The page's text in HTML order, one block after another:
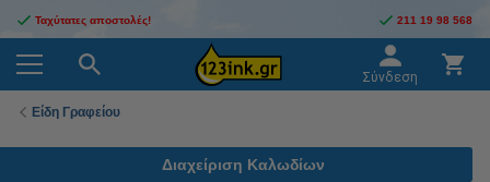
Ταχύτατες αποστολές! 211 19 98 568
Σύνδεση
Είδη Γραφείου
Διαχείριση Καλωδίων